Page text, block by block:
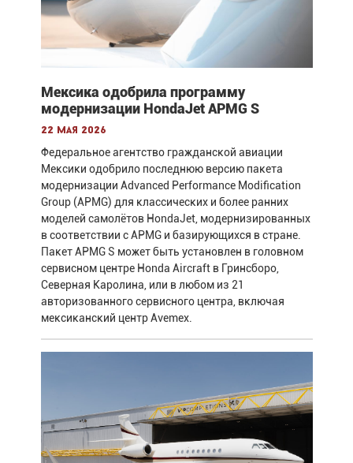
Мексика одобрила программу
модернизации HondaJet APMG S
22 мая 2026
Федеральное агентство гражданской авиации
Мексики одобрило последнюю версию пакета
модернизации Advanced Performance Modification
Group (APMG) для классических и более ранних
моделей самолётов HondaJet, модернизированных
в соответствии с APMG и базирующихся в стране.
Пакет APMG S может быть установлен в головном
сервисном центре Honda Aircraft в Гринсборо,
Северная Каролина, или в любом из 21
авторизованного сервисного центра, включая
мексиканский центр Avemex.